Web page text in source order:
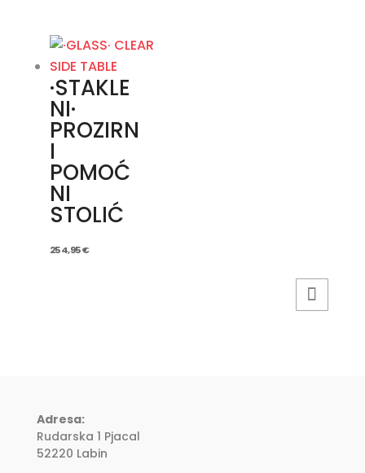
·STAKLE
NI·
PROZIRN
I
POMOĆ
NI
STOLIĆ
254,95€
Adresa:
Rudarska 1 Pjacal
52220 Labin